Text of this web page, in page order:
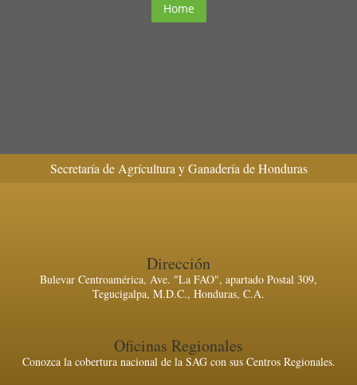
Home
Secretaría de Agrícultura y Ganadería de Honduras
Dirección
Bulevar Centroamérica, Ave. "La FAO", apartado Postal 309,
Tegucigalpa, M.D.C., Honduras, C.A.
Oficinas Regionales
Conozca la cobertura nacional de la SAG con sus Centros Regionales.